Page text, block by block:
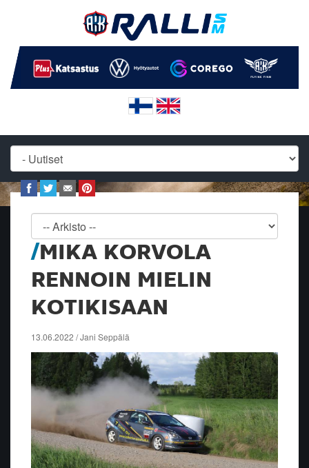
MIKA KORVOLA
RENNOIN MIELIN
KOTIKISAAN
13.06.2022 / Jani Seppälä